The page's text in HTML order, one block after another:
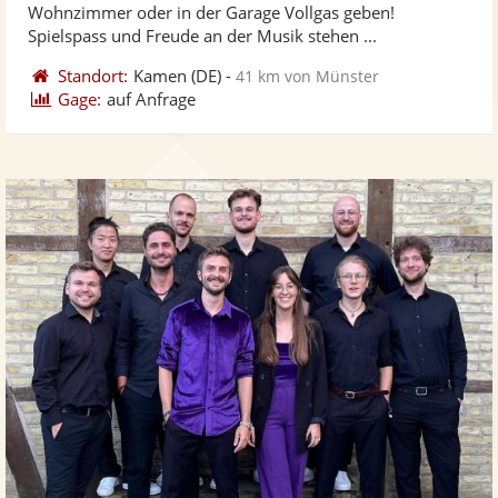
Wohnzimmer oder in der Garage Vollgas geben!
Spielspass und Freude an der Musik stehen ...
Standort: Kamen (DE) -41 km von Münster
Gage: auf Anfrage